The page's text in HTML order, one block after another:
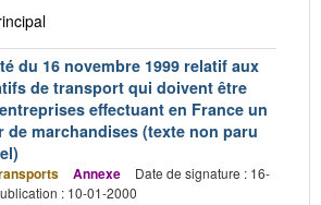
du 16 novembre 1999 relatif aux
de transport qui doivent être
effectuant en France un
marchandises (texte non paru
Annexe
Date de signature : 16-
: 10-01-2000